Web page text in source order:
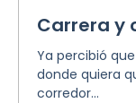
Carrera y
Ya percibió
donde quiera
corredor...